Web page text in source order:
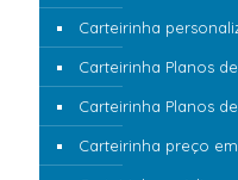
Carteirinha
Carteirinha Planos
Carteirinha Planos
Carteirinha preço